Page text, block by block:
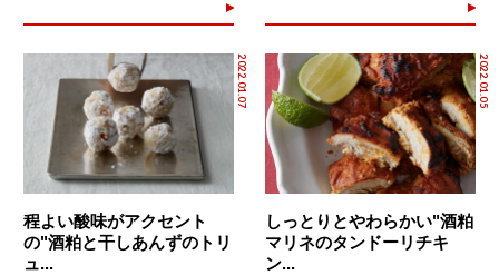
2022.01.07
程よい酸味がアクセント
の"酒粕と干しあんずのトリ
ュ...
2022.01.05
しっとりとやわらかい"酒粕
マリネのタンドーリチキ
ン...